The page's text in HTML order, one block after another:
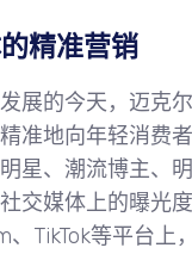
精准营销
展的今天，迈克
准地向年轻消费
星、潮流博主、
交媒体上的曝光
、TikTok等平台上